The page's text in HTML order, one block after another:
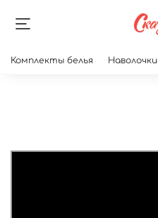
Комплекты белья Наволочки